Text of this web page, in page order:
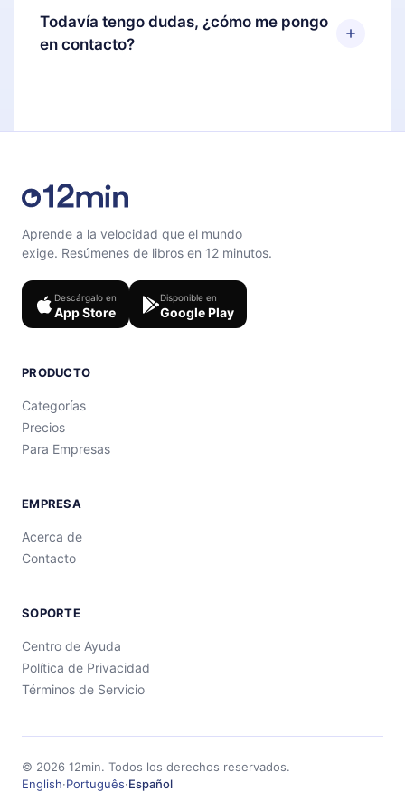
También puedes leer o escuchar tus títulos
favoritos sin conexión y desafiarte con un
puedes cancelar en cualquier momento y el
próximo ciclo de facturación no ocurrirá.
Todavía tengo dudas, ¿cómo me pongo
en contacto?
Siéntete libre de contactarnos en
Aprende a la velocidad que el mundo
exige. Resúmenes de libros en 12 minutos.
Descárgalo en
App Store
Disponible en
Google Play
PRODUCTO
Categorías
Precios
Para Empresas
EMPRESA
Acerca de
Contacto
SOPORTE
Centro de Ayuda
Política de Privacidad
Términos de Servicio
© 2026 12min. Todos los derechos reservados.
English·Português·Español